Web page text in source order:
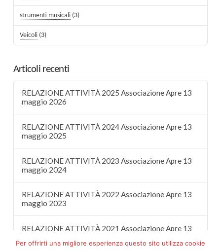
strumenti musicali (3)
Veicoli (3)
Articoli recenti
RELAZIONE ATTIVITÀ 2025 Associazione Apre 13
maggio 2026
RELAZIONE ATTIVITÀ 2024 Associazione Apre 13
maggio 2025
RELAZIONE ATTIVITÀ 2023 Associazione Apre 13
maggio 2024
RELAZIONE ATTIVITÀ 2022 Associazione Apre 13
maggio 2023
RELAZIONE ATTIVITÀ 2021 Associazione Apre 13
Per offrirti una migliore esperienza questo sito utilizza cookie